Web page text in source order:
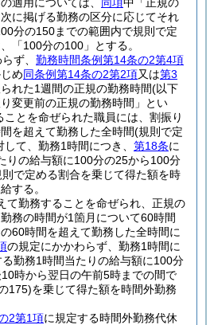
に掲げる勤務の区分に応じてそれ
分の150までの範囲内で規則で定
「100分の100」とする。
ず、 勤務時間条例第14条の2第4項
め同条例第14条の2第2項又は第3
れた1週間の正規の勤務時間(以下
変更前の正規の勤務時間」とい
ことを命ぜられた職員には、割振り
を超えて勤務した全時間(規則で定
して、勤務1時間につき、 第18条に
りの給与額に100分の25から100分
で定める割合を乗じて得た額を時
する。
て勤務することを命ぜられ、正規の
務の時間が1箇月について60時間
60時間を超えて勤務した全時間に
の規定にかかわらず、勤務1時間に
る勤務1時間当たりの給与額に100分
時から翌日の午前5時までの間で
175)を乗じて得た額を時間外勤務
2第1項に規定する時間外勤務代休